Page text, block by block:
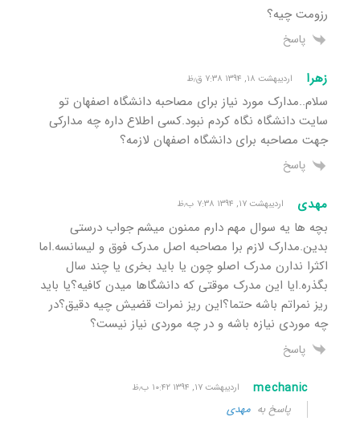
رزومت چیه؟
پاسخ
زهرا اردیبهشت ۱۸, ۱۳۹۴ ۷:۳۸ ق٫ظ
سلام..مدارک مورد نیاز برای مصاحبه دانشگاه اصفهان تو
سایت دانشگاه نگاه کردم نبود.کسی اطلاع داره چه مدارکی
جهت مصاحبه برای دانشگاه اصفهان لازمه؟
پاسخ
مهدی اردیبهشت ۱۷, ۱۳۹۴ ۷:۳۸ ب٫ظ
بچه ها یه سوال مهم دارم ممنون میشم جواب درستی
بدین.مدارک لازم برا مصاحبه اصل مدرک فوق و لیسانسه.اما
اکثرا ندارن مدرک اصلو چون یا باید بخری یا چند سال
بگذره.ایا این مدرک موقتی که دانشگاها میدن کافیه؟یا باید
ریز نمراتم باشه حتما؟این ریز نمرات قضیش چیه دقیق؟در
چه موردی نیازه باشه و در چه موردی نیاز نیست؟
پاسخ
mechanic اردیبهشت ۱۷, ۱۳۹۴ ۱۰:۴۲ ب٫ظ
پاسخ به مهدی